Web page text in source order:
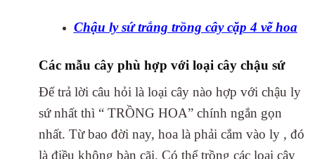
Chậu ly sứ trắng trồng cây cặp 4 vẽ hoa
Các mẫu cây phù hợp với loại cây chậu sứ
Để trả lời câu hỏi là loại cây nào hợp với chậu ly
sứ nhất thì “ TRỒNG HOA” chính ngắn gọn
nhất. Từ bao đời nay, hoa là phải cắm vào ly , đó
là điều không bàn cãi. Có thể trồng các loại cây